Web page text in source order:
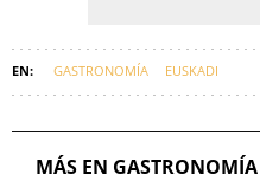
GASTRONOMÍA EUSKADI
MÁS EN GASTRONOMÍA